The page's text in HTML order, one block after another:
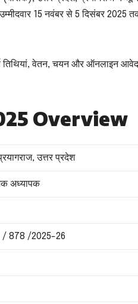
15 नवंबर से 5 दिसंबर 2025
तिथियां, वेतन, चयन और ऑनलाइन
Overview
उत्तर प्रदेश
अध्यापक
/ 878 /2025-26